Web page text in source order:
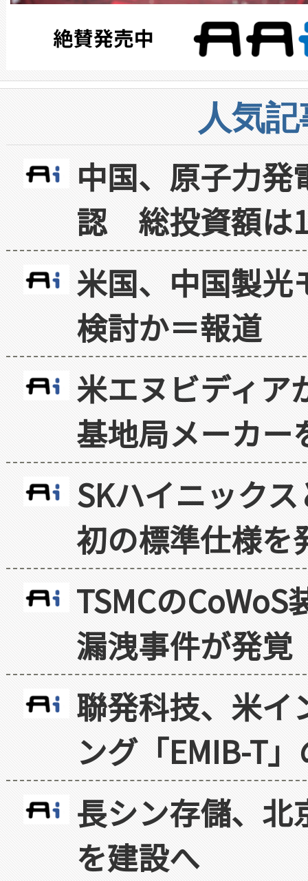
人気
中国、原子力
認 総投資額は
米国、中国製光
検討か＝報道
米エヌビディア
基地局メーカー
SKハイニック
初の標準仕様を
TSMCの
漏洩事件が発覚
聯発科技、米イ
ング「EMIB-T
長シン存儲、北
を建設へ